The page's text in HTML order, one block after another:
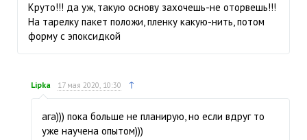
Круто!!! да уж, такую основу захочешь-не оторвешь!!!
На тарелку пакет положи, пленку какую-нить, потом
форму с эпоксидкой
Lipka 17 мая 2020, 10:30 ↑
ага))) пока больше не планирую, но если вдруг то
уже научена опытом)))